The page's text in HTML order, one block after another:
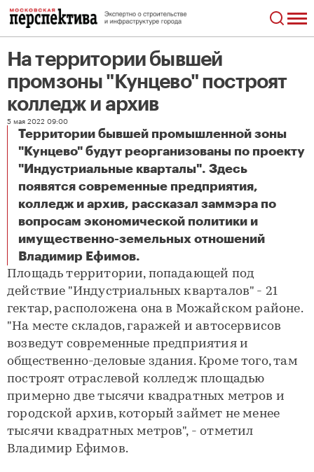
На территории бывшей
промзоны "Кунцево" построят
колледж и архив
5 мая 2022 09:00
Территории бывшей промышленной зоны
"Кунцево" будут реорганизованы по проекту
"Индустриальные кварталы". Здесь
появятся современные предприятия,
колледж и архив, рассказал заммэра по
вопросам экономической политики и
имущественно-земельных отношений
Владимир Ефимов.
Площадь территории, попадающей под
действие "Индустриальных кварталов" - 21
гектар, расположена она в Можайском районе.
"На месте складов, гаражей и автосервисов
возведут современные предприятия и
общественно-деловые здания. Кроме того, там
построят отраслевой колледж площадью
примерно две тысячи квадратных метров и
городской архив, который займет не менее
тысячи квадратных метров", - отметил
Владимир Ефимов.